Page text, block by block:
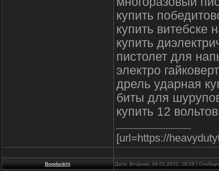
купить
купить
купить
пистолет для
электро
дрель ударная
биты для
купить 12
[url=https://
Bogdankhi Дата: Вторник, 04.01.2022, 18:26 |